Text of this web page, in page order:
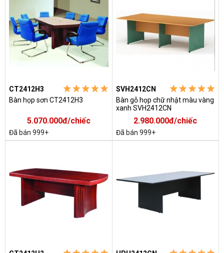
CT2412H3
Bàn họp sơn CT2412H3
5.070.000đ/chiếc
Đã bán 999+
SVH2412CN
Bàn gỗ họp chữ nhật màu vàng
xanh SVH2412CN
2.980.000đ/chiếc
Đã bán 999+